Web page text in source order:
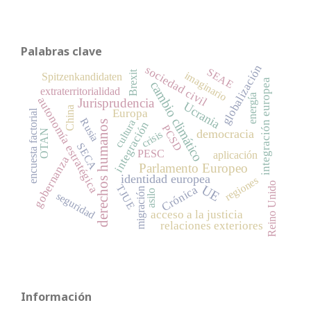
Palabras clave
derechos humanos Parlamento Europeo
UE
cambio climático
Jurisprudencia
democracia
identidad europea
Ucrania
autonomía estratégica Europa
Crónica
integración
gobernanza
acceso a la justicia
globalizaciónintegración europea
sociedad civil
relaciones exteriores
migración
crisisPCSD
regiones
Rusia
Brexit
extraterritorialidad
Spitzenkandidaten
encuesta factorial cultura
PESC
imaginario
seguridad
energía
Reino Unido
China
TJUE
OTAN
SEAE
aplicación
SECA
asilo
Información